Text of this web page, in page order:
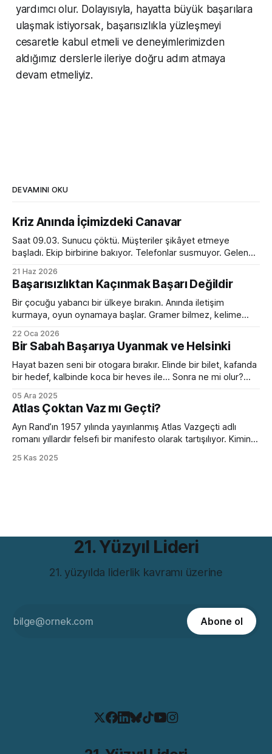
yardımcı olur. Dolayısıyla, hayatta büyük başarılara
ulaşmak istiyorsak, başarısızlıkla yüzleşmeyi
cesaretle kabul etmeli ve deneyimlerimizden
aldığımız derslerle ileriye doğru adım atmaya
devam etmeliyiz.
DEVAMINI OKU
Kriz Anında İçimizdeki Canavar
Saat 09.03. Sunucu çöktü. Müşteriler şikâyet etmeye
başladı. Ekip birbirine bakıyor. Telefonlar susmuyor. Gelen
toplantı odasında ilginç bir dönüşüm yaşanıyor. Normalde
sakin olan yönetici sesini yükseltiyor. Empatik ve sakin ekip
lideri bir anda diktatöre dönüşüyor. Her fikre açık olan
21 Haz 2026
Başarısızlıktan Kaçınmak Başarı Değildir
Bir çocuğu yabancı bir ülkeye bırakın. Anında iletişim
kurmaya, oyun oynamaya başlar. Gramer bilmez, kelime
kurar. Ama devam eder. Birkaç ay sonra da sanki hep
oradaymış gibi sohbet etmeye başlar. Peki bir yetişkini aynı
ortama bırakırsanız? Kelimeleri, kuralları, zaman çekimlerini
bilse de
22 Oca 2026
Bir Sabah Başarıya Uyanmak ve Helsinki
Hayat bazen seni bir otogara bırakır. Elinde bir bilet, kafanda
bir hedef, kalbinde koca bir heves ile... Sonra ne mi olur?
filmlerde olur. Hollywood sıkıcı hazırlık sürecini hızlıca
geçiverir. Kahramanımız birkaç mekik, 2 şınav, 3-4 mekik,
birazcık da ter sonrası
05 Ara 2025
Atlas Çoktan Vaz mı Geçti?
Ayn Rand’ın 1957 yılında yayınlanmış Atlas Vazgeçti adlı
romanı yıllardır felsefi bir manifesto olarak tartışılıyor. Kimine
Ama bütün bu tartışmaların ötesinde, romanın bugünün iş
25 Kas 2025
21. Yüzyıl Lideri
21. yüzyılda liderlik kavramı üzerine
Abone ol